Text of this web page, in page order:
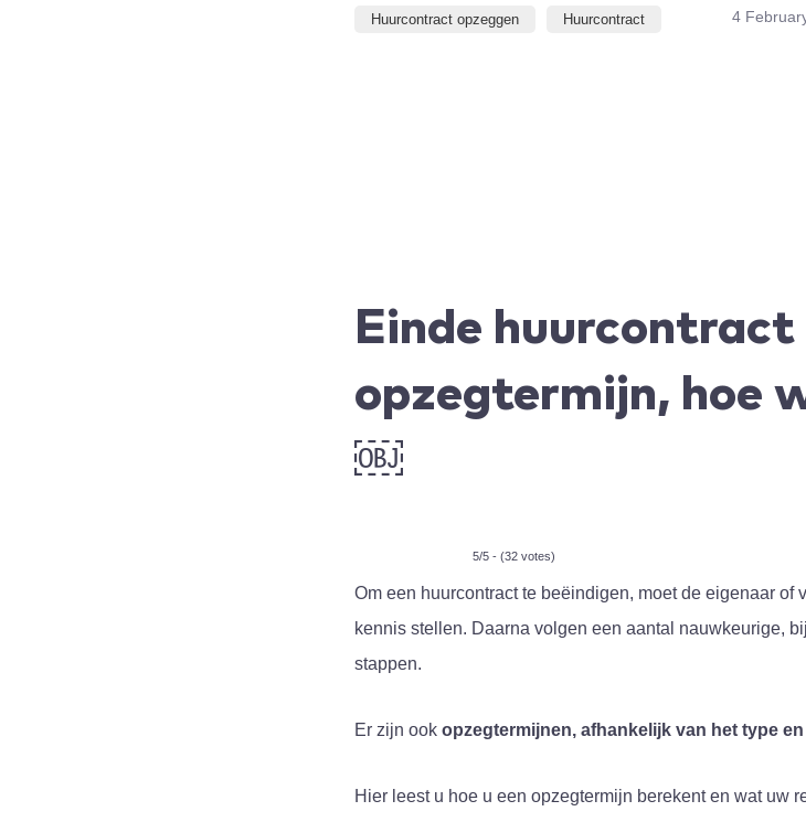
Huurcontract opzeggen Huurcontract 4
Einde huurcontract
opzegtermijn, hoe
￼
5/5 - (32 votes)
Om een huurcontract te beëindigen, moet de eigenaar of
kennis stellen. Daarna volgen een aantal nauwkeurige,
stappen.
Er zijn ookopzegtermijnen, afhankelijk van het type
Hier leest u hoe u een opzegtermijn berekent en wat uw